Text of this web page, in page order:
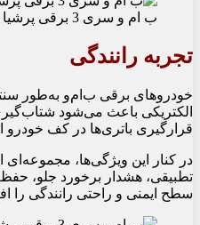
ب ام و سری 3 برقی پرشیا خودرو
تجربه رانندگی
الکتریکی باعث می‌شود
قرارگیری باتری‌ها در کف خودرو
در کنار این ویژگی‌ها،
تطبیقی، هشدار برخورد جلو،
سطح ایمنی و راحتی رانندگی را